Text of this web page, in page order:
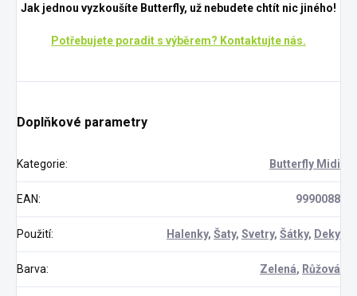
Jak jednou vyzkoušíte Butterfly, už nebudete chtít nic jiného!
Potřebujete poradit s výběrem? Kontaktujte nás.
Doplňkové parametry
Kategorie: Butterfly Midi
EAN: 9990088
Použití: Halenky, Šaty, Svetry, Šátky, Deky
Barva: Zelená, Růžová